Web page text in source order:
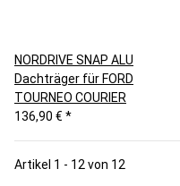
NORDRIVE SNAP ALU
Dachträger für FORD
TOURNEO COURIER
136,90 € *
Artikel 1 - 12 von 12